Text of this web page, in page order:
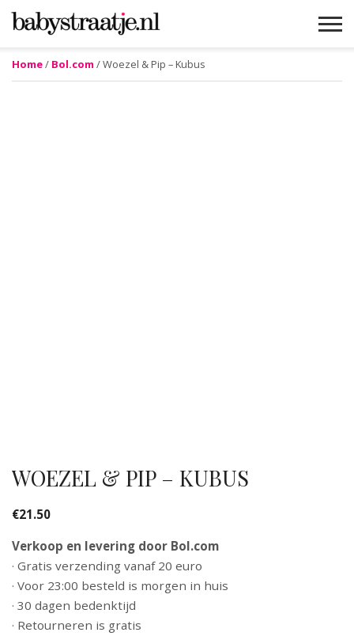
MAMAVLOGS
ZWANGER
BABY
LIFESTYLE
MUSTHAVES
CELEBS
ADVIES
WEBSHOPS
GRATIS
WIN
KORTINGEN
Home/ Bol.com / Woezel & Pip – Kubus
WOEZEL & PIP – KUBUS
€21.50
Verkoop en levering door Bol.com
· Gratis verzending vanaf 20 euro
· Voor 23:00 besteld is morgen in huis
· 30 dagen bedenktijd
· Retourneren is gratis